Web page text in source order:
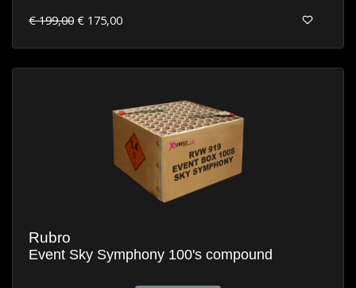
€ 199,00 € 175,00
Rubro
Event Sky Symphony 100's compound